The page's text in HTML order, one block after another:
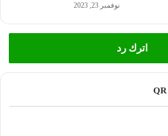
نوفمبر 23, 2023
اترك رد